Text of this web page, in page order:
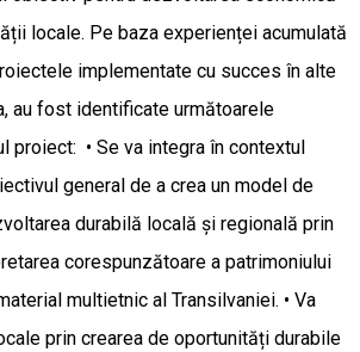
locale. Pe baza experienței acumulată
implementate cu succes în alte
au fost identificate următoarele
proiect: • Se va integra în contextul
general de a crea un model de
durabilă locală și regională prin
corespunzătoare a patrimoniului
multietnic al Transilvaniei. • Va
prin crearea de oportunități durabile